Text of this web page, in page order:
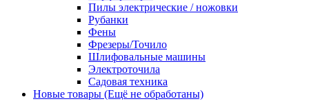
Пилы электрические / ножовки
Рубанки
Фены
Фрезеры/Точило
Шлифовальные машины
Электроточила
Садовая техника
Новые товары (Ещё не обработаны)